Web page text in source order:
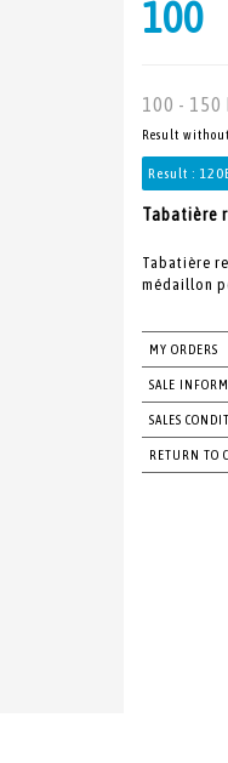
100
100 - 150
Result
Result :
Tabatière
Tabatière
médaillon
MY ORDERS
SALE
SALES
RETURN TO